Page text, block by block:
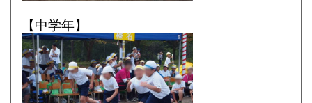
【中学年】